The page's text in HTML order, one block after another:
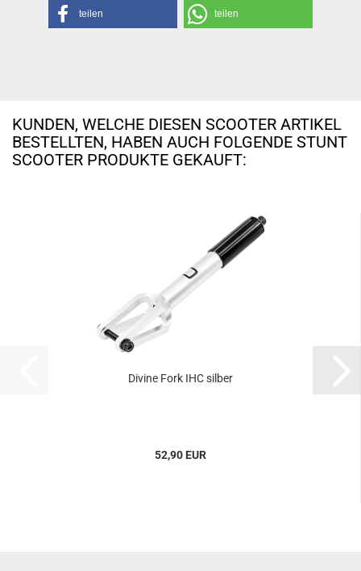
teilen teilen
KUNDEN, WELCHE DIESEN SCOOTER ARTIKEL
BESTELLTEN, HABEN AUCH FOLGENDE STUNT
SCOOTER PRODUKTE GEKAUFT:
Divine Fork IHC silber
52,90 EUR